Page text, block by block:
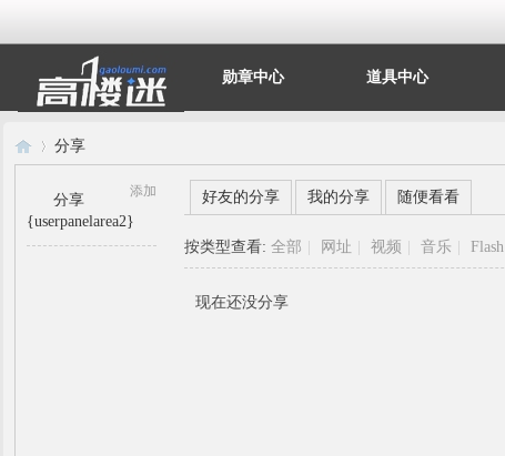
勋章中心 道具中心
分享
添加
分享
{userpanelarea2}
好友的分享 我的分享 随便看看
按类型查看:全部 网址 视频 音乐 Flash
现在还没分享